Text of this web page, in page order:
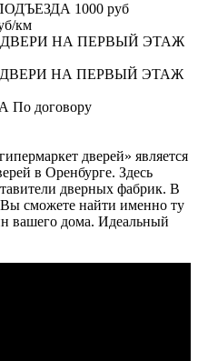
1000 руб
км
НА ПЕРВЫЙ ЭТАЖ
НА ПЕРВЫЙ ЭТАЖ
По договору
дверей» является
в Оренбурге. Здесь
дверных фабрик. В
сможете найти именно ту
вашего дома. Идеальный